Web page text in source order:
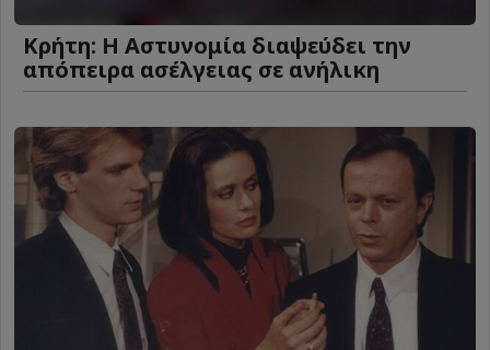
Κρήτη: Η Αστυνομία διαψεύδει την
απόπειρα ασέλγειας σε ανήλικη